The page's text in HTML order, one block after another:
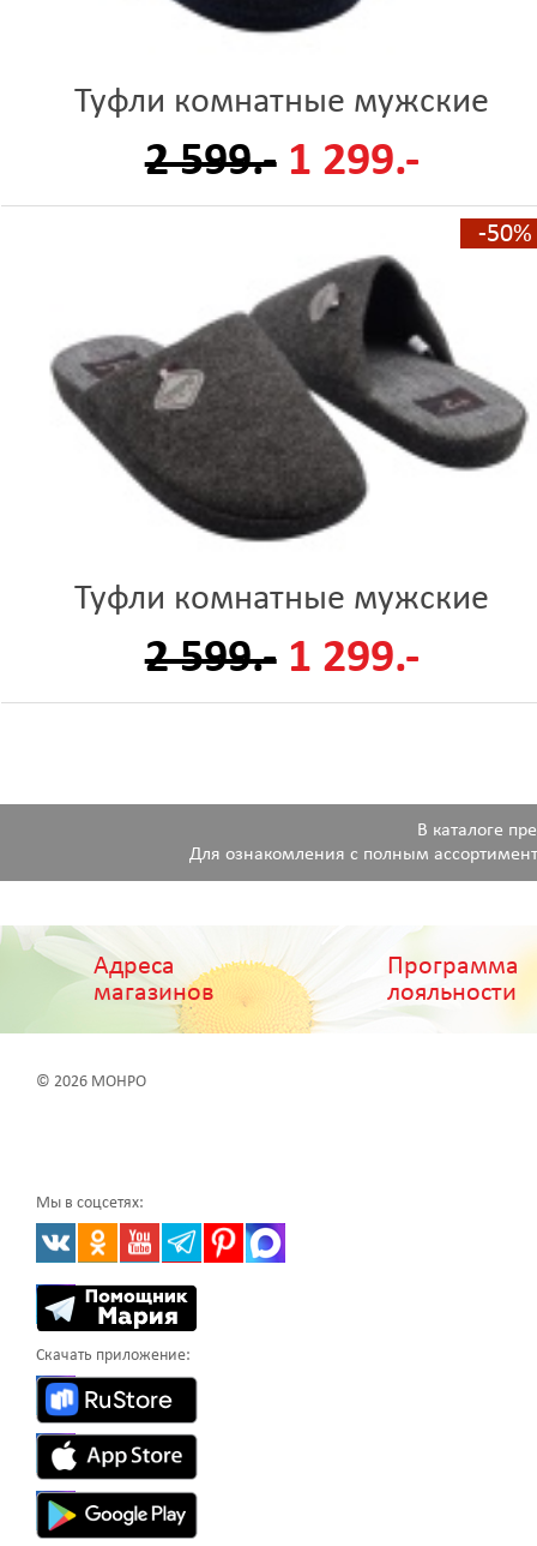
Туфли комнатные мужские
2 599.- 1 299.-
-50%
Туфли комнатные мужские
2 599.- 1 299.-
В каталоге
Для ознакомления с полным
Адреса
магазинов
Программа
лояльности
© 2026 МОНРО
Мы в соцсетях:
Скачать приложение: